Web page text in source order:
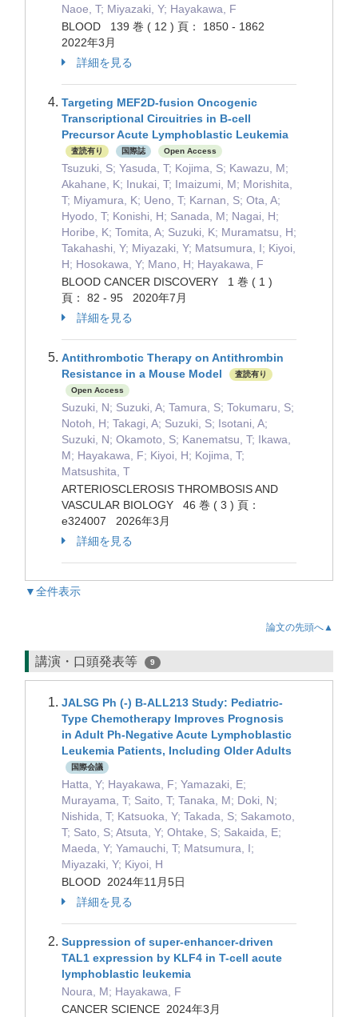
Naoe, T; Miyazaki, Y; Hayakawa, F
BLOOD 139 巻 ( 12 ) 頁： 1850 - 1862
2022年3月
詳細を見る
Targeting MEF2D-fusion Oncogenic
Transcriptional Circuitries in B-cell
Precursor Acute Lymphoblastic Leukemia
査読有り 国際誌 Open Access
Tsuzuki, S; Yasuda, T; Kojima, S; Kawazu, M;
Akahane, K; Inukai, T; Imaizumi, M; Morishita,
T; Miyamura, K; Ueno, T; Karnan, S; Ota, A;
Hyodo, T; Konishi, H; Sanada, M; Nagai, H;
Horibe, K; Tomita, A; Suzuki, K; Muramatsu, H;
Takahashi, Y; Miyazaki, Y; Matsumura, I; Kiyoi,
H; Hosokawa, Y; Mano, H; Hayakawa, F
BLOOD CANCER DISCOVERY 1 巻 ( 1 )
頁： 82 - 95 2020年7月
詳細を見る
Antithrombotic Therapy on Antithrombin
Resistance in a Mouse Model
査読有り
Open Access
Suzuki, N; Suzuki, A; Tamura, S; Tokumaru, S;
Notoh, H; Takagi, A; Suzuki, S; Isotani, A;
Suzuki, N; Okamoto, S; Kanematsu, T; Ikawa,
M; Hayakawa, F; Kiyoi, H; Kojima, T;
Matsushita, T
ARTERIOSCLEROSIS THROMBOSIS AND
VASCULAR BIOLOGY 46 巻 ( 3 ) 頁：
e324007 2026年3月
詳細を見る
▼全件表示
論文の先頭へ▲
講演・口頭発表等 9
JALSG Ph (-) B-ALL213 Study: Pediatric-
Type Chemotherapy Improves Prognosis
in Adult Ph-Negative Acute Lymphoblastic
Leukemia Patients, Including Older Adults
国際会議
Hatta, Y; Hayakawa, F; Yamazaki, E;
Murayama, T; Saito, T; Tanaka, M; Doki, N;
Nishida, T; Katsuoka, Y; Takada, S; Sakamoto,
T; Sato, S; Atsuta, Y; Ohtake, S; Sakaida, E;
Maeda, Y; Yamauchi, T; Matsumura, I;
Miyazaki, Y; Kiyoi, H
BLOOD 2024年11月5日
詳細を見る
Suppression of super-enhancer-driven
TAL1 expression by KLF4 in T-cell acute
lymphoblastic leukemia
Noura, M; Hayakawa, F
CANCER SCIENCE 2024年3月